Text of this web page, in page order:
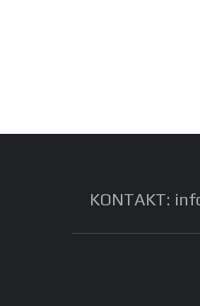
KONTAKT: